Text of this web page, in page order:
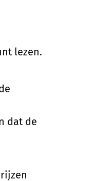
lezen.
dat de